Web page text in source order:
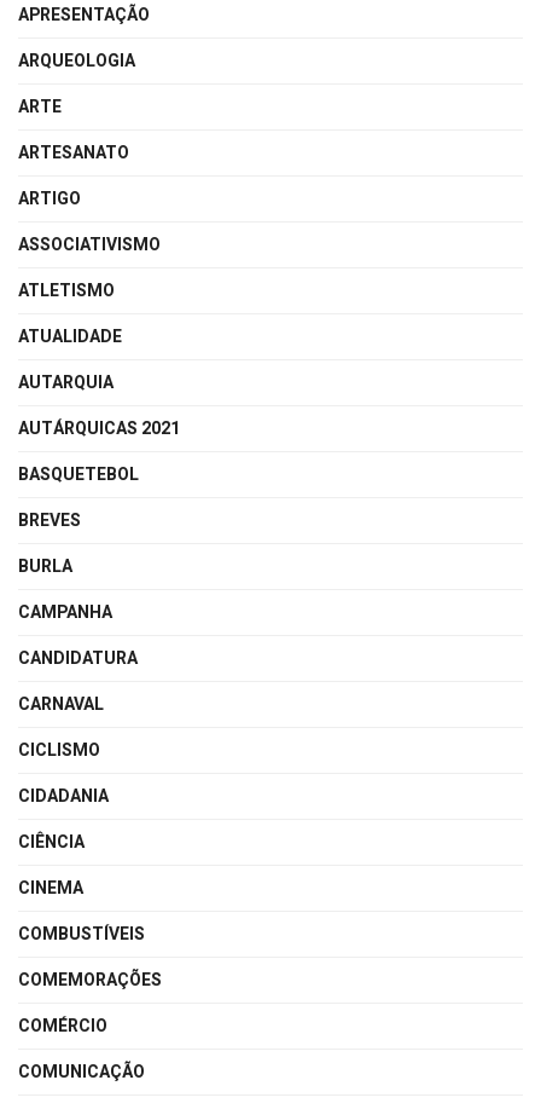
APRESENTAÇÃO
ARQUEOLOGIA
ARTE
ARTESANATO
ARTIGO
ASSOCIATIVISMO
ATLETISMO
ATUALIDADE
AUTARQUIA
AUTÁRQUICAS 2021
BASQUETEBOL
BREVES
BURLA
CAMPANHA
CANDIDATURA
CARNAVAL
CICLISMO
CIDADANIA
CIÊNCIA
CINEMA
COMBUSTÍVEIS
COMEMORAÇÕES
COMÉRCIO
COMUNICAÇÃO